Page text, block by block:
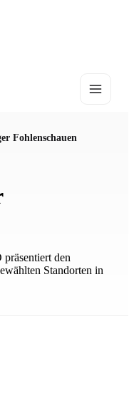
Fohlenschauen
den
Standorten in